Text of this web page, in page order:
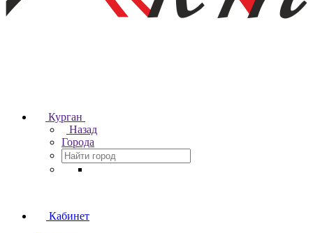
Курган
Назад
Города
Кабинет